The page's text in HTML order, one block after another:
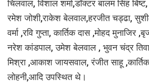
चिलवाल, विशाल शर्मा,डॉक्टर बालम सिंह
रमेश जोशी,राकेश बेलवाल,हरजीत चड्ढा,
वर्मा ,रवि गुप्ता, कार्तिक दास ,मोहद मुनाजिर
नरेश कांडपाल, उमेश बेलवाल , भुवन चंद्र
मिश्रा ,आकाश जायसवाल, रंजीत साहू
लोहनी,आदि उपस्थित थे।